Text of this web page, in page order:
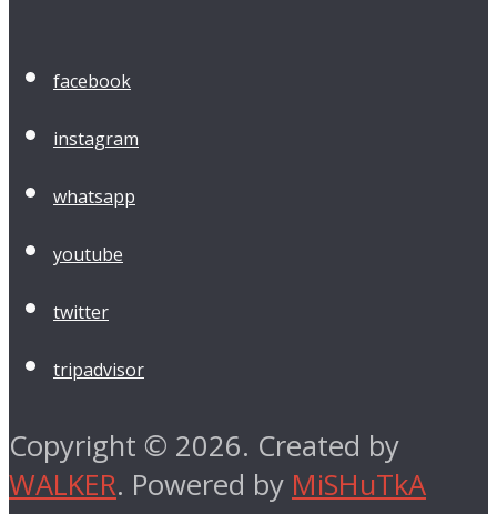
facebook
instagram
whatsapp
youtube
twitter
tripadvisor
Copyright © 2026. Created by
WALKER. Powered by MiSHuTkA